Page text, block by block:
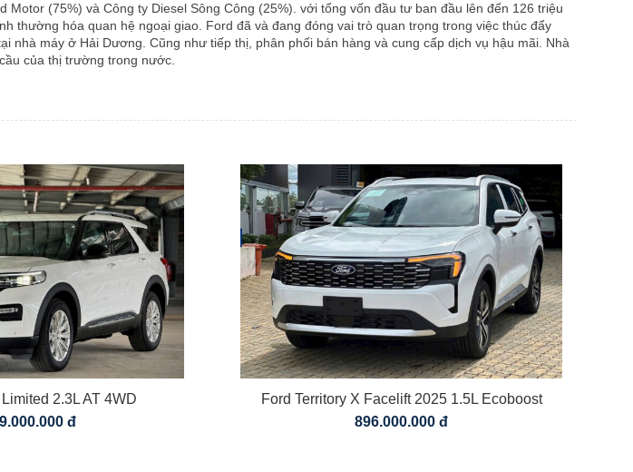
Motor (75%) và Công ty Diesel Sông Công (25%). với tổng vốn đầu tư ban đầu lên đến 126 triệu
thường hóa quan hệ ngoại giao. Ford đã và đang đóng vai trò quan trọng trong việc thúc đẩy
nhà máy ở Hải Dương. Cũng như tiếp thị, phân phối bán hàng và cung cấp dịch vụ hậu mãi. Nhà
của thị trường trong nước.
2.3L AT 4WD
đ
Ford Territory X Facelift 2025 1.5L Ecoboost
896.000.000 đ